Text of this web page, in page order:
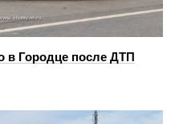
в Городце после ДТП